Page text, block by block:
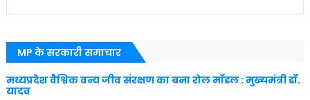
MP के सरकारी समाचार
मध्यप्रदेश वैश्विक वन्य जीव संरक्षण का बना रोल मॉडल : मुख्यमंत्री डॉ.
यादव